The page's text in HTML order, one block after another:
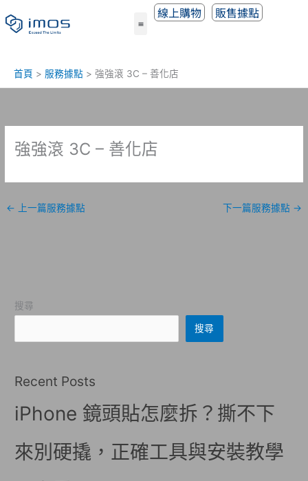
至
線上購物 販售據點
首頁 服務據點 強強滾 3C – 善化店
強強滾 3C – 善化店
← 上一篇服務據點 下一篇服務據點 →
搜尋
搜尋
Recent Posts
iPhone 鏡頭貼怎麼拆？撕不下
來別硬撬，正確工具與安裝教學